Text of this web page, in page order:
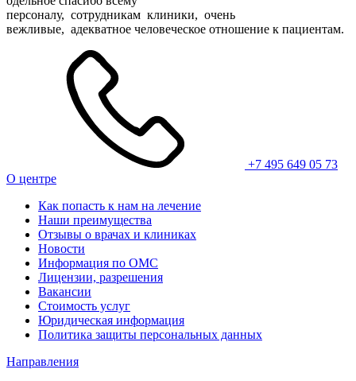
персоналу, сотрудникам клиники, очень
вежливые, адекватное человеческое отношение к пациентам.
+7 495 649 05 73
О центре
Как попасть к нам на лечение
Наши преимущества
Отзывы о врачах и клиниках
Новости
Информация по ОМС
Лицензии, разрешения
Вакансии
Стоимость услуг
Юридическая информация
Политика защиты персональных данных
Направления